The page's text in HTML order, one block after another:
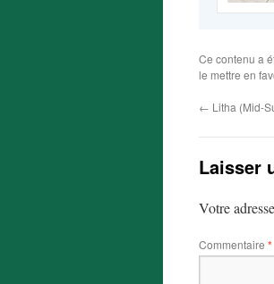
Ce contenu a
le mettre en
← Litha (Mid-
Laisser
Votre
Commentaire *